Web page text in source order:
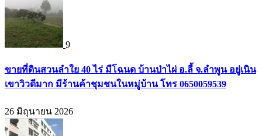
9
ขายที่ดินสวนลำใย 40 ไร่ มีโฉนด บ้านป่าไผ่ อ.ลี้ จ.ลำพูน อยู่เนิน
เขาวิวดีมาก มีร้านค้าชุมชนในหมู่บ้าน โทร 0650059539
26 มิถุนายน 2026